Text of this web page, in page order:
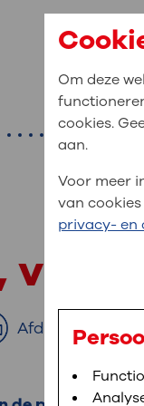
bent
Bloedafname,
In
het u
Afdrukken
Om deze
cookies.
aan.
Voor meer
van
privacy- en